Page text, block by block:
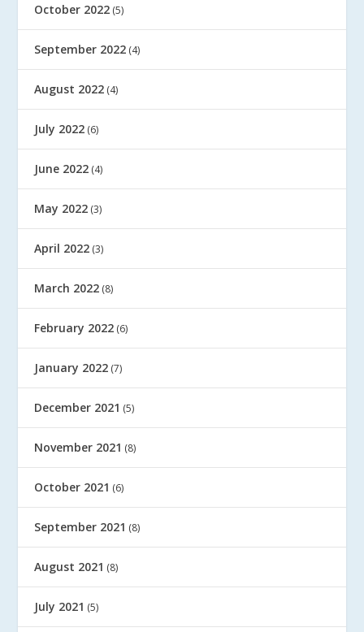
October 2022 (5)
September 2022 (4)
August 2022 (4)
July 2022 (6)
June 2022 (4)
May 2022 (3)
April 2022 (3)
March 2022 (8)
February 2022 (6)
January 2022 (7)
December 2021 (5)
November 2021 (8)
October 2021 (6)
September 2021 (8)
August 2021 (8)
July 2021 (5)